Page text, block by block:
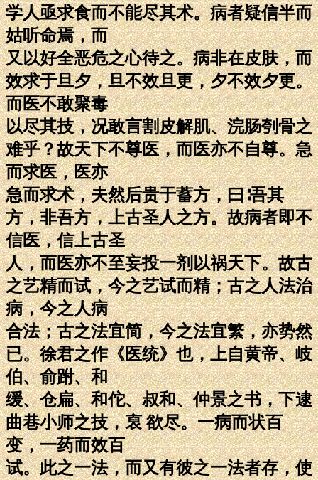
学人亟求食而不能尽其术。病者疑信半而
姑听命焉，而
又以好全恶危之心待之。病非在皮肤，而
效求于旦夕，旦不效旦更，夕不效夕更。
而医不敢聚毒
以尽其技，况敢言割皮解肌、浣肠刳骨之
难乎？故天下不尊医，而医亦不自尊。急
而求医，医亦
急而求术，夫然后贵于蓄方，曰∶吾其
方，非吾方，上古圣人之方。故病者即不
信医，信上古圣
人，而医亦不至妄投一剂以祸天下。故古
之艺精而试，今之艺试而精；古之人法治
病，今之人病
合法；古之法宜简，今之法宜繁，亦势然
已。徐君之作《医统》也，上自黄帝、岐
伯、俞跗、和
缓、仓扁、和佗、叔和、仲景之书，下逮
曲巷小师之技，裒 欲尽。一病而状百
变，一药而效百
试。此之一法，而又有彼之一法者存，使